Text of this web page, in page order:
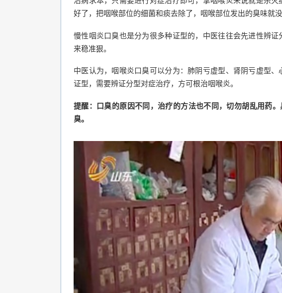
好了，把咽喉部位的细菌和痰去除了，咽喉部位发出的臭味就
慢性咽炎口臭也是分为很多种证型的，中医往往会先进性辨
来稳准狠。
中医认为，咽喉炎口臭可以分为：肺阴亏虚型、肾阴亏虚型
证型，需要辨证分型对症治疗，方可根治咽喉炎。
提醒：口臭的原因不同，治疗的方法也不同，切勿胡乱用药
臭。